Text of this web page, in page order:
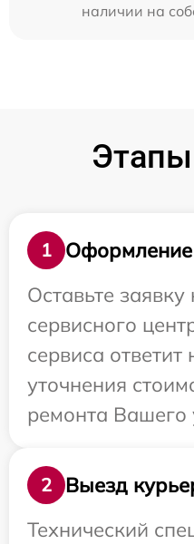
наличии на
1
Оформление
Оставьте заявку
сервисного
сервиса
уточнения
ремонта Вашего
2
Выезд
Технический